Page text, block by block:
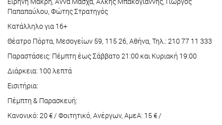
Παπαπαύλου, Φώτης Στρατηγός
Κατάλληλο για 16+
Θέατρο Πόρτα, Μεσογείων 59, 115 26, Αθήνα, Τηλ.: 210 77 11 333
Παραστάσεις: Πέμπτη έως Σάββατο 21:00 και Κυριακή 19:00
Διάρκεια: 100 λεπτά
Εισιτήρια:
Πέμπτη & Παρασκευή:
Κανονικό: 20 € / Φοιτητικό, Ανέργων, ΑμεΑ: 15 € /